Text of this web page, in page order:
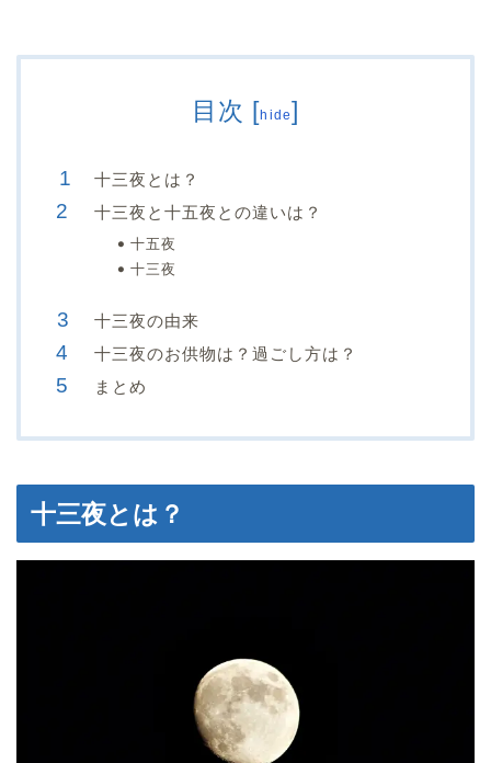
目次 [hide]
十三夜とは？
十三夜と十五夜との違いは？
十五夜
十三夜
十三夜の由来
十三夜のお供物は？過ごし方は？
まとめ
十三夜とは？